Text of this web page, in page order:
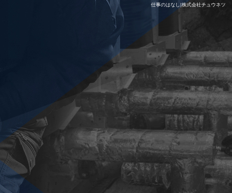
仕事のはなし|株式会社チュウネツ